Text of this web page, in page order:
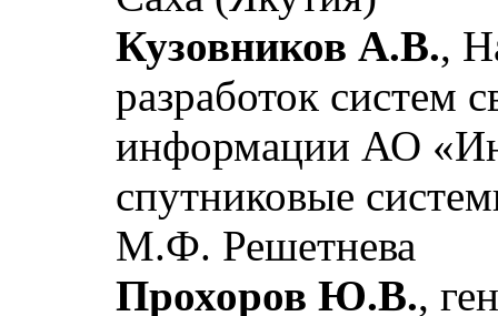
Кузовников А.В.,
разработок систем
информации АО
спутниковые
М.Ф. Решетнева
Прохоров Ю.В.,